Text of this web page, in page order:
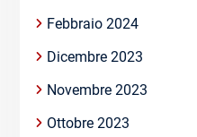
Febbraio 2024
Dicembre 2023
Novembre 2023
Ottobre 2023